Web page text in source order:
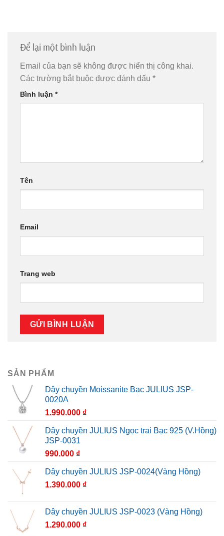
Để lại một bình luận
Email của bạn sẽ không được hiển thị công khai.
Các trường bắt buộc được đánh dấu *
Bình luận *
Tên
Email
Trang web
SẢN PHẨM
Dây chuyền Moissanite Bạc JULIUS JSP-
0020A
1.990.000 ₫
Dây chuyền JULIUS Ngọc trai Bạc 925 (V.Hồng)
JSP-0031
990.000 ₫
Dây chuyền JULIUS JSP-0024(Vàng Hồng)
1.390.000 ₫
Dây chuyền JULIUS JSP-0023 (Vàng Hồng)
1.290.000 ₫